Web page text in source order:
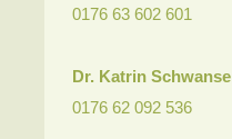
0176 63 602 601
Dr. Katrin Schwanse
0176 62 092 536